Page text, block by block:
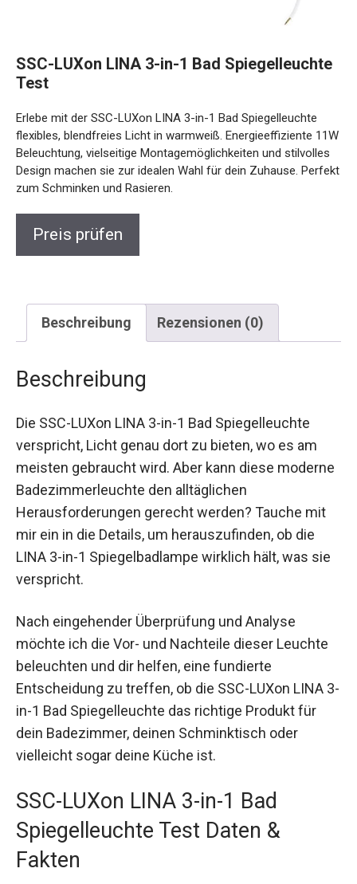
SSC-LUXon LINA 3-in-1 Bad Spiegelleuchte
Test
Erlebe mit der SSC-LUXon LINA 3-in-1 Bad Spiegelleuchte
flexibles, blendfreies Licht in warmweiß. Energieeffiziente 11W
Beleuchtung, vielseitige Montagemöglichkeiten und stilvolles
Design machen sie zur idealen Wahl für dein Zuhause. Perfekt
zum Schminken und Rasieren.
Preis prüfen
Beschreibung Rezensionen (0)
Beschreibung
Die SSC-LUXon LINA 3-in-1 Bad Spiegelleuchte
verspricht, Licht genau dort zu bieten, wo es am
meisten gebraucht wird. Aber kann diese moderne
Badezimmerleuchte den alltäglichen
Herausforderungen gerecht werden? Tauche mit
mir ein in die Details, um herauszufinden, ob die
LINA 3-in-1 Spiegelbadlampe wirklich hält, was sie
verspricht.
Nach eingehender Überprüfung und Analyse
möchte ich die Vor- und Nachteile dieser Leuchte
beleuchten und dir helfen, eine fundierte
Entscheidung zu treffen, ob die SSC-LUXon LINA 3-
in-1 Bad Spiegelleuchte das richtige Produkt für
dein Badezimmer, deinen Schminktisch oder
vielleicht sogar deine Küche ist.
SSC-LUXon LINA 3-in-1 Bad
Spiegelleuchte Test Daten &
Fakten